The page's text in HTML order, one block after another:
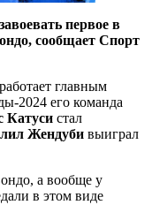
первое в
сообщает Спорт
главным
2024 его команда
Катуси стал
Жендуби выиграл
а вообще у
в этом виде